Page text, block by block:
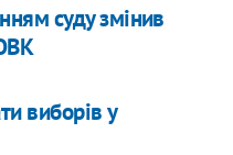
суду змінив
виборів у